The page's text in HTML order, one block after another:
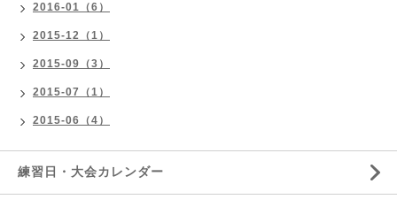
2016-01（6）
2015-12（1）
2015-09（3）
2015-07（1）
2015-06（4）
練習日・大会カレンダー